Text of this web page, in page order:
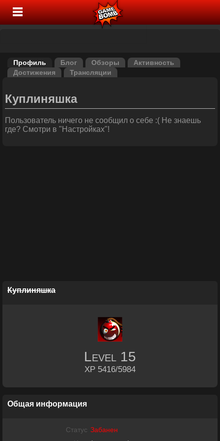
Профиль Блог Обзоры
Активность
Достижения
Трансляции
Куплиняшка
Пользователь ничего не сообщил о себе :( Не знаешь
где? Смотри в "Настройках"!
Куплиняшка
Level 15
XP 5416/5984
Общая информация
Статус Забанен